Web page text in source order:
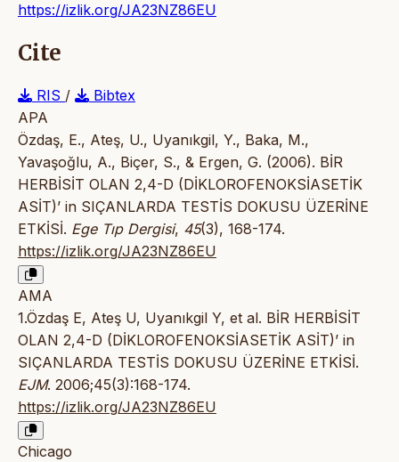
https://izlik.org/JA23NZ86EU
Cite
RIS /
Bibtex
APA
Özdaş, E., Ateş, U., Uyanıkgil, Y., Baka, M.,
Yavaşoğlu, A., Biçer, S., & Ergen, G. (2006). BİR
HERBİSİT OLAN 2,4-D (DİKLOROFENOKSİASETİK
ASİT)’ in SIÇANLARDA TESTİS DOKUSU ÜZERİNE
ETKİSİ. Ege Tıp Dergisi, 45(3), 168-174.
https://izlik.org/JA23NZ86EU
AMA
1.Özdaş E, Ateş U, Uyanıkgil Y, et al. BİR HERBİSİT
OLAN 2,4-D (DİKLOROFENOKSİASETİK ASİT)’ in
SIÇANLARDA TESTİS DOKUSU ÜZERİNE ETKİSİ.
EJM. 2006;45(3):168-174.
https://izlik.org/JA23NZ86EU
Chicago